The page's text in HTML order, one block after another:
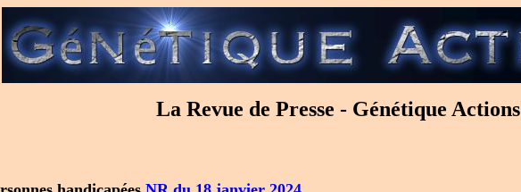
La Revue de Presse - Génétique Actions